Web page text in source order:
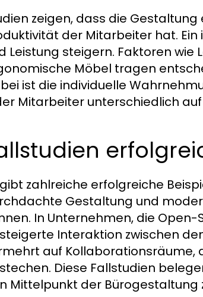
zeigen, dass die
der Mitarbeiter hat.
Leistung steigern. Faktoren wie
Möbel tragen
ist die individuelle
Mitarbeiter unterschiedlich
gibt zahlreiche erfolgreiche
Gestaltung und
In Unternehmen, die
Interaktion zwischen
auf Kollaborationsräume,
Diese Fallstudien
Mittelpunkt der Bürogestaltung